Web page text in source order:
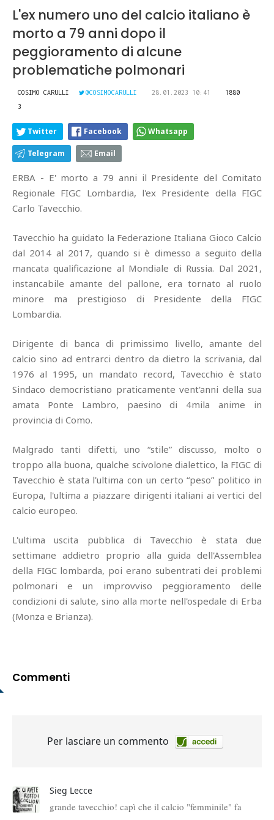
L'ex numero uno del calcio italiano è
morto a 79 anni dopo il
peggioramento di alcune
problematiche polmonari
COSIMO CARULLI @COSIMOCARULLI 28.01.2023 10:41
1880
3
Twitter Facebook Whatsapp
Telegram Email
ERBA - E' morto a 79 anni il Presidente del Comitato
Regionale FIGC Lombardia, l'ex Presidente della FIGC
Carlo Tavecchio.
Tavecchio ha guidato la Federazione Italiana Gioco Calcio
dal 2014 al 2017, quando si è dimesso a seguito della
mancata qualificazione al Mondiale di Russia. Dal 2021,
instancabile amante del pallone, era tornato al ruolo
minore ma prestigioso di Presidente della FIGC
Lombardia.
Dirigente di banca di primissimo livello, amante del
calcio sino ad entrarci dentro da dietro la scrivania, dal
1976 al 1995, un mandato record, Tavecchio è stato
Sindaco democristiano praticamente vent'anni della sua
amata Ponte Lambro, paesino di 4mila anime in
provincia di Como.
Malgrado tanti difetti, uno “stile” discusso, molto o
troppo alla buona, qualche scivolone dialettico, la FIGC di
Tavecchio è stata l'ultima con un certo “peso” politico in
Europa, l'ultima a piazzare dirigenti italiani ai vertici del
calcio europeo.
L'ultima uscita pubblica di Tavecchio è stata due
settimane addietro proprio alla guida dell'Assemblea
della FIGC lombarda, poi erano subentrati dei problemi
polmonari e un improvviso peggioramento delle
condizioni di salute, sino alla morte nell'ospedale di Erba
(Monza e Brianza).
Commenti